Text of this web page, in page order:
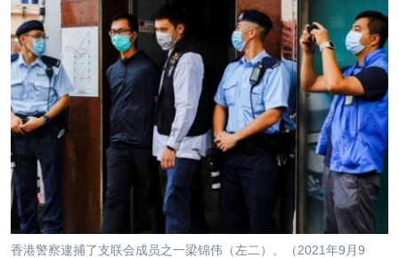
香港警察逮捕了支联会成员之一梁锦伟（左二）。（2021年9月9